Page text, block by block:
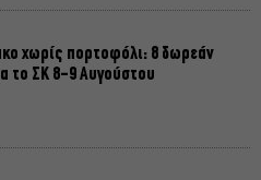
χωρίς πορτοφόλι: 8 δωρεάν
το ΣΚ 8-9 Αυγούστου